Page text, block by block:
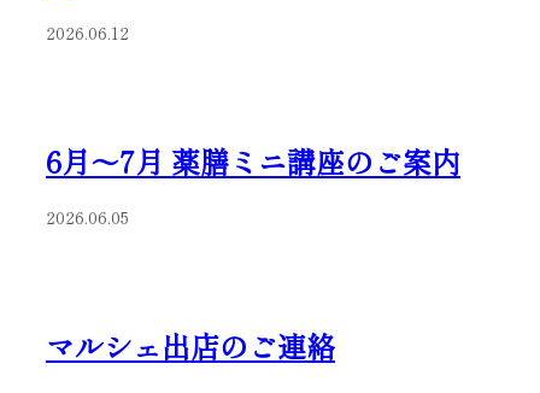
2026.06.12
6月～7月 薬膳ミニ講座のご案内
2026.06.05
マルシェ出店のご連絡